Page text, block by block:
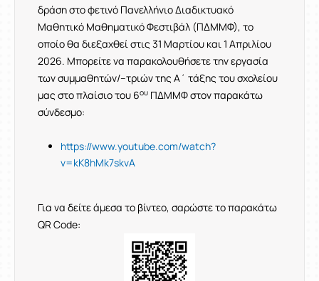
δράση στο φετινό Πανελλήνιο Διαδικτυακό
Μαθητικό Μαθηματικό Φεστιβάλ (ΠΔΜΜΦ), το
οποίο θα διεξαχθεί στις 31 Μαρτίου και 1 Απριλίου
2026. Μπορείτε να παρακολουθήσετε την εργασία
των συμμαθητών/–τριών της Α΄ τάξης του σχολείου
μας στο πλαίσιο του 6ου ΠΔΜΜΦ στον παρακάτω
σύνδεσμο:
https://www.youtube.com/watch?
v=kK8hMk7skvA
Για να δείτε άμεσα το βίντεο, σαρώστε το παρακάτω
QR Code: